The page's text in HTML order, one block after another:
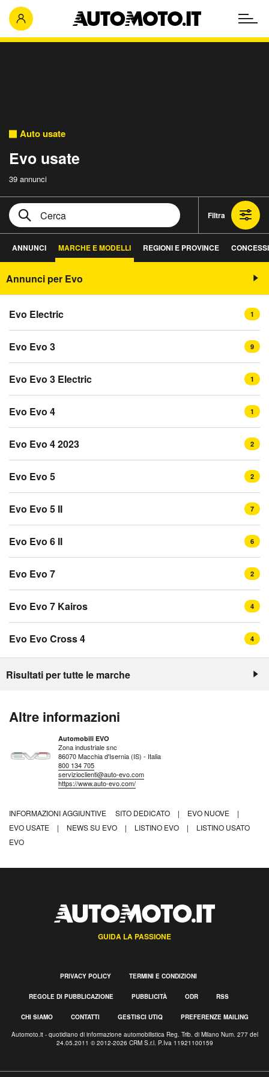
Auto usate
Evo usate
39 annunci
Filtra
ANNUNCI MARCHE E MODELLI REGIONI E PROVINCE
Annunci per Evo
Evo Electric 1
Evo Evo 3 9
Evo Evo 3 Electric 1
Evo Evo 4 1
Evo Evo 4 2023 2
Evo Evo 5 2
Evo Evo 5 II 7
Evo Evo 6 II 6
Evo Evo 7 2
Evo Evo 7 Kairos 4
Evo Evo Cross 4 4
Risultati per tutte le marche
Altre informazioni
Automobili EVO
Zona industriale snc
86070 Macchia d'Isernia (IS) - Italia
800 134 705
servizioclienti@auto-evo.com
https://www.auto-evo.com/
INFORMAZIONI AGGIUNTIVE SITO DEDICATO | EVO NUOVE
|
EVO USATE
| NEWS SU EVO | LISTINO EVO |
LISTINO USATO
EVO
GUIDA LA PASSIONE
PRIVACY POLICY TERMINI E CONDIZIONI
REGOLE DI PUBBLICAZIONE PUBBLICITÀ ODR RSS
CHI SIAMO CONTATTI GESTISCI UTIQ PREFERENZE MAILING
Automoto.it - quotidiano di informazione automobilistica Reg. Trib. di Milano Num. 277 del
24.05.2011 © 2012-2026 CRM S.r.l. P.Iva 11921100159